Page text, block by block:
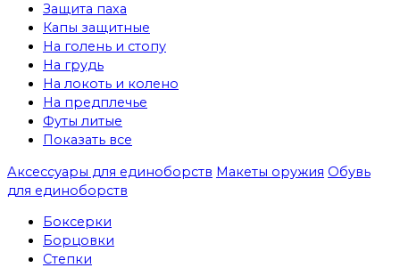
Защита паха
Капы защитные
На голень и стопу
На грудь
На локоть и колено
На предплечье
Футы литые
Показать все
Аксессуары для единоборств Макеты оружия Обувь
для единоборств
Боксерки
Борцовки
Степки